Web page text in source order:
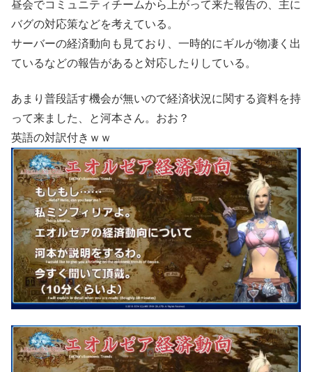
昼会でコミュニティチームから上がって来た報告の、主に
バグの対応策などを考えている。
サーバーの経済動向も見ており、一時的にギルが物凄く出
ているなどの報告があると対応したりしている。
あまり普段話す機会が無いので経済状況に関する資料を持
って来ました、と河本さん。おお？
英語の対訳付きｗｗ